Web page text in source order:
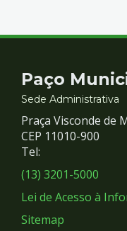
Contato
e
Redes
Sociais
Paço
Sede Administrativa
Praça Visconde de
CEP 11010-900
Tel:
(13) 3201-5000
Lei de Acesso à
Sitemap